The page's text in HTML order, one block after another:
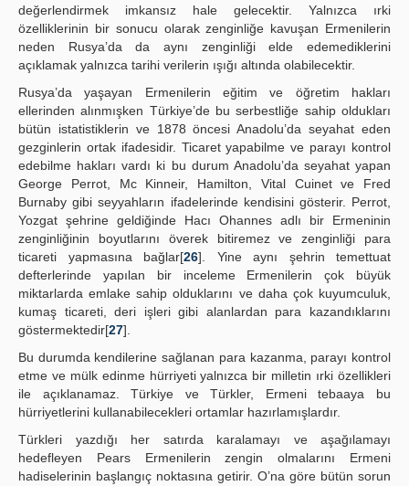
değerlendirmek imkansız hale gelecektir. Yalnızca ırki
özelliklerinin bir sonucu olarak zenginliğe kavuşan Ermenilerin
neden Rusya’da da aynı zenginliği elde edemediklerini
açıklamak yalnızca tarihi verilerin ışığı altında olabilecektir.
Rusya’da yaşayan Ermenilerin eğitim ve öğretim hakları
ellerinden alınmışken Türkiye’de bu serbestliğe sahip oldukları
bütün istatistiklerin ve 1878 öncesi Anadolu’da seyahat eden
gezginlerin ortak ifadesidir. Ticaret yapabilme ve parayı kontrol
edebilme hakları vardı ki bu durum Anadolu’da seyahat yapan
George Perrot, Mc Kinneir, Hamilton, Vital Cuinet ve Fred
Burnaby gibi seyyahların ifadelerinde kendisini gösterir. Perrot,
Yozgat şehrine geldiğinde Hacı Ohannes adlı bir Ermeninin
zenginliğinin boyutlarını överek bitiremez ve zenginliği para
ticareti yapmasına bağlar[26]. Yine aynı şehrin temettuat
defterlerinde yapılan bir inceleme Ermenilerin çok büyük
miktarlarda emlake sahip olduklarını ve daha çok kuyumculuk,
kumaş ticareti, deri işleri gibi alanlardan para kazandıklarını
göstermektedir[27].
Bu durumda kendilerine sağlanan para kazanma, parayı kontrol
etme ve mülk edinme hürriyeti yalnızca bir milletin ırki özellikleri
ile açıklanamaz. Türkiye ve Türkler, Ermeni tebaaya bu
hürriyetlerini kullanabilecekleri ortamlar hazırlamışlardır.
Türkleri yazdığı her satırda karalamayı ve aşağılamayı
hedefleyen Pears Ermenilerin zengin olmalarını Ermeni
hadiselerinin başlangıç noktasına getirir. O’na göre bütün sorun